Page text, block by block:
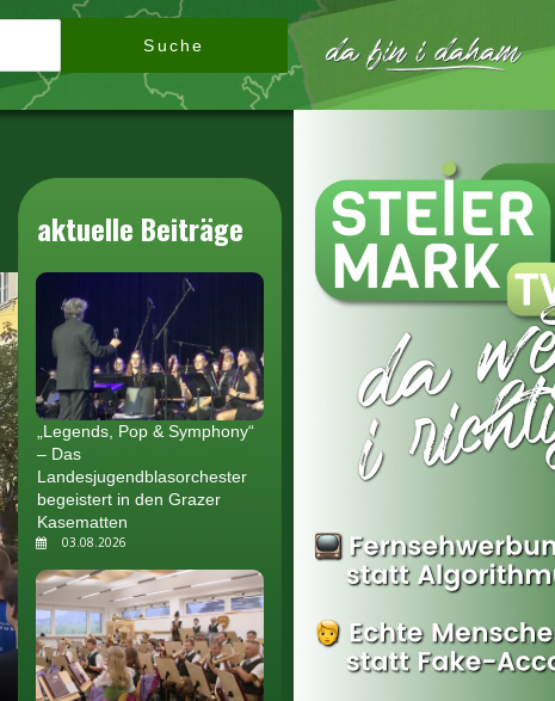
Suche
aktuelle Beiträge
„Legends, Pop & Symphony“
– Das
Landesjugendblasorchester
begeistert in den Grazer
Kasematten
03.08.2026